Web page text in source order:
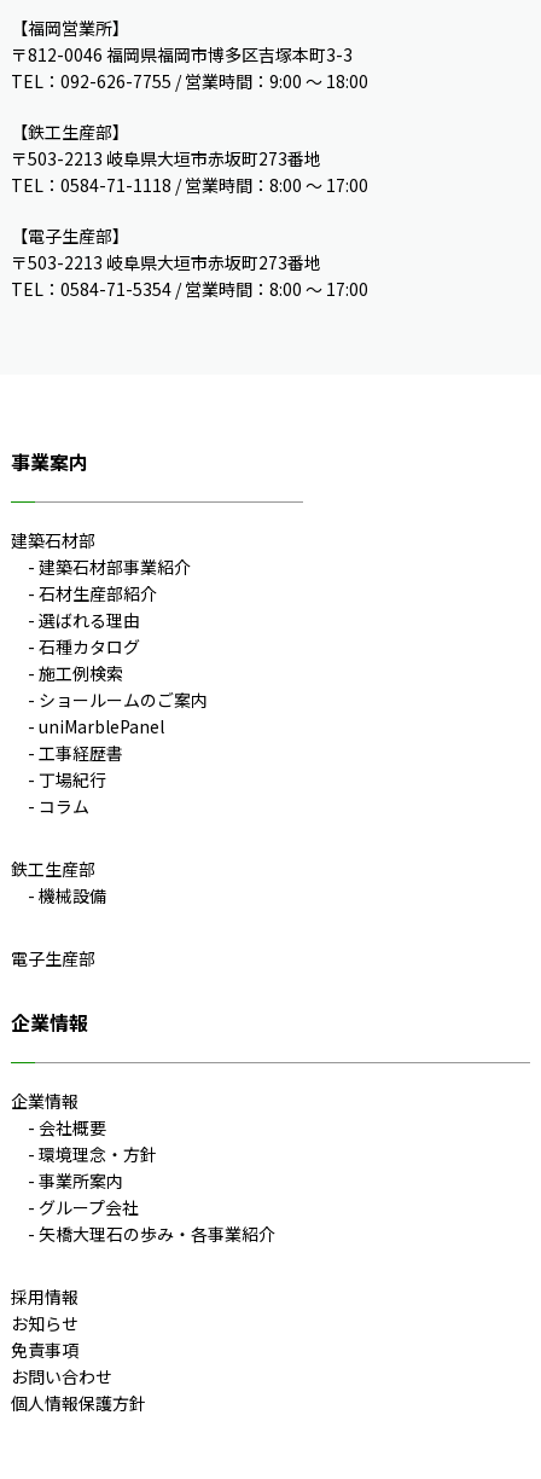
【福岡営業所】
〒812-0046 福岡県福岡市博多区吉塚本町3-3
TEL：092-626-7755 / 営業時間：9:00 〜 18:00
【鉄工生産部】
〒503-2213 岐阜県大垣市赤坂町273番地
TEL：0584-71-1118 / 営業時間：8:00 ～ 17:00
【電子生産部】
〒503-2213 岐阜県大垣市赤坂町273番地
TEL：0584-71-5354 / 営業時間：8:00 〜 17:00
事業案内
建築石材部
建築石材部事業紹介
石材生産部紹介
選ばれる理由
石種カタログ
施工例検索
ショールームのご案内
uniMarblePanel
工事経歴書
丁場紀行
コラム
鉄工生産部
機械設備
電子生産部
企業情報
企業情報
会社概要
環境理念・方針
事業所案内
グループ会社
矢橋大理石の歩み・各事業紹介
採用情報
お知らせ
免責事項
お問い合わせ
個人情報保護方針